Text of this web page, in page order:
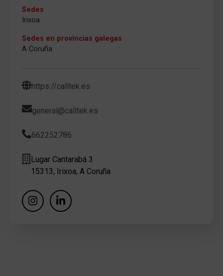
Sedes
Irixoa
Sedes en provincias galegas
A Coruña
https://calltek.es
general@calltek.es
662252786
Lugar Cantarabá 3
15313, Irixoa, A Coruña